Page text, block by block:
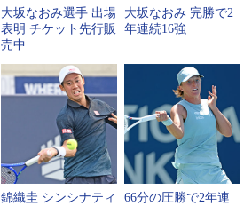
大坂なおみ選手 出場
表明 チケット先行販
売中
大坂なおみ 完勝で2
年連続16強
錦織圭 シンシナティ
66分の圧勝で2年連